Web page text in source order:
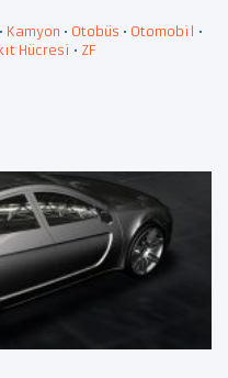
• Kamyon • Otobüs • Otomobil •
Hücresi • ZF